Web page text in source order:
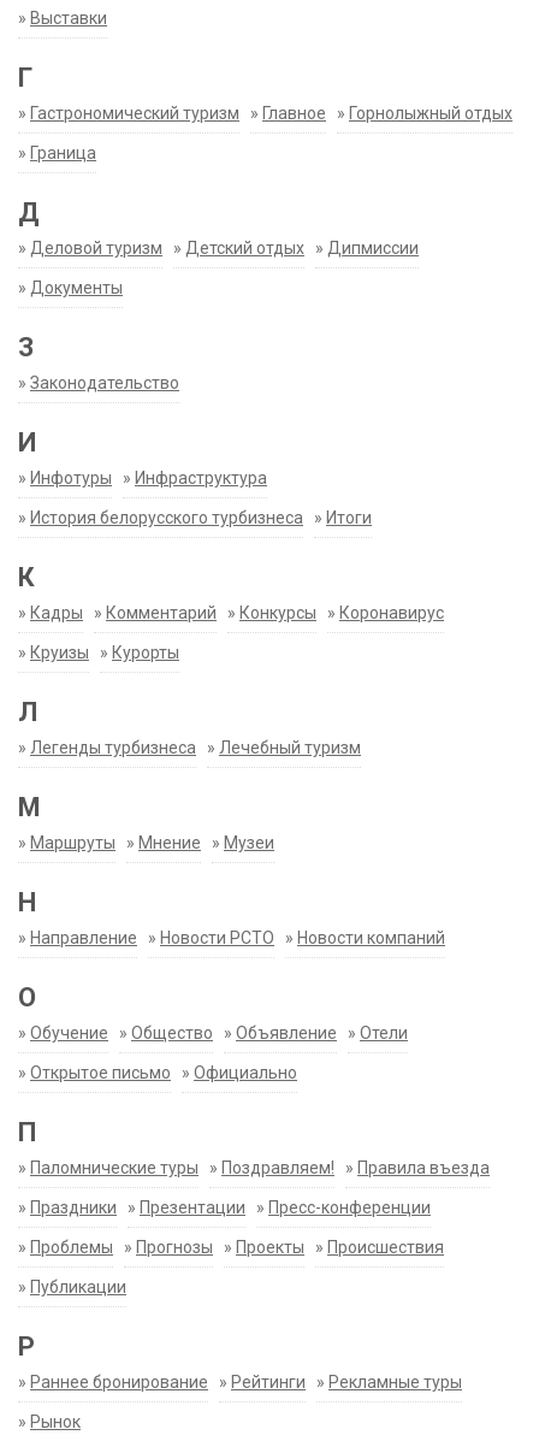
» Выставки
Г
» Гастрономический туризм » Главное » Горнолыжный отдых
» Граница
Д
» Деловой туризм » Детский отдых » Дипмиссии
» Документы
З
» Законодательство
И
» Инфотуры » Инфраструктура
» История белорусского турбизнеса » Итоги
К
» Кадры » Комментарий » Конкурсы » Коронавирус
» Круизы » Курорты
Л
» Легенды турбизнеса » Лечебный туризм
М
» Маршруты » Мнение » Музеи
Н
» Направление » Новости РСТО » Новости компаний
О
» Обучение » Общество » Объявление » Отели
» Открытое письмо » Официально
П
» Паломнические туры » Поздравляем! » Правила въезда
» Праздники » Презентации » Пресс-конференции
» Проблемы » Прогнозы » Проекты » Происшествия
» Публикации
Р
» Раннее бронирование » Рейтинги » Рекламные туры
» Рынок